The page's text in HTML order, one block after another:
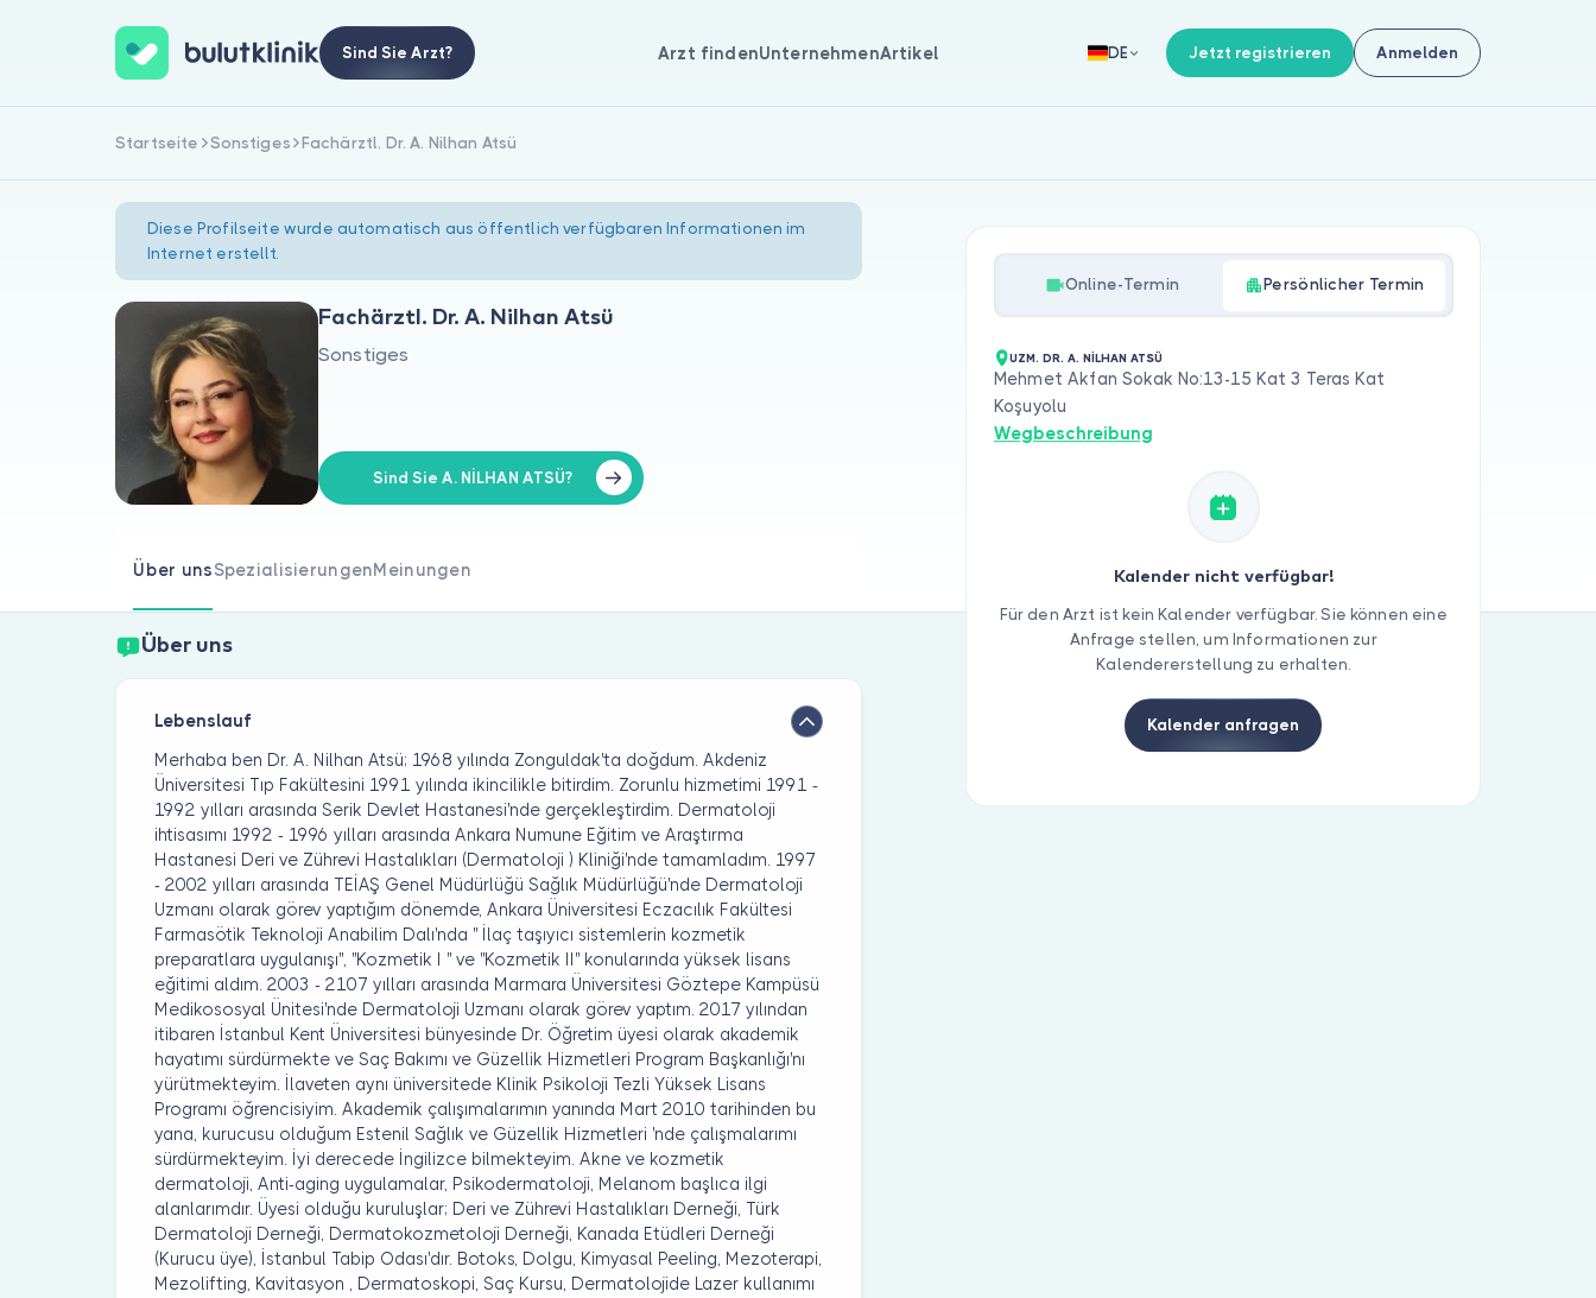
Sind Sie Arzt? Arzt findenUnternehmenArtikel DE Jetzt registrieren Anmelden
Startseite Sonstiges Fachärztl. Dr. A. Nilhan Atsü
Diese Profilseite wurde automatisch aus öffentlich verfügbaren Informationen im
Internet erstellt.
Fachärztl. Dr. A. Nilhan Atsü
Sonstiges
Sind Sie A. NİLHAN ATSÜ?
Über unsSpezialisierungenMeinungen
Über uns
Lebenslauf
Merhaba ben Dr. A. Nilhan Atsü; 1968 yılında Zonguldak'ta doğdum. Akdeniz
Üniversitesi Tıp Fakültesini 1991 yılında ikincilikle bitirdim. Zorunlu hizmetimi 1991 -
1992 yılları arasında Serik Devlet Hastanesi'nde gerçekleştirdim. Dermatoloji
ihtisasımı 1992 - 1996 yılları arasında Ankara Numune Eğitim ve Araştırma
Hastanesi Deri ve Zührevi Hastalıkları (Dermatoloji ) Kliniği'nde tamamladım. 1997
- 2002 yılları arasında TEİAŞ Genel Müdürlüğü Sağlık Müdürlüğü'nde Dermatoloji
Uzmanı olarak görev yaptığım dönemde, Ankara Üniversitesi Eczacılık Fakültesi
Farmasötik Teknoloji Anabilim Dalı'nda '' İlaç taşıyıcı sistemlerin kozmetik
preparatlara uygulanışı'', ''Kozmetik I '' ve ''Kozmetik II'' konularında yüksek lisans
eğitimi aldım. 2003 - 2107 yılları arasında Marmara Üniversitesi Göztepe Kampüsü
Medikososyal Ünitesi'nde Dermatoloji Uzmanı olarak görev yaptım. 2017 yılından
itibaren İstanbul Kent Üniversitesi bünyesinde Dr. Öğretim üyesi olarak akademik
hayatımı sürdürmekte ve Saç Bakımı ve Güzellik Hizmetleri Program Başkanlığı'nı
yürütmekteyim. İlaveten aynı üniversitede Klinik Psikoloji Tezli Yüksek Lisans
Programı öğrencisiyim. Akademik çalışımalarımın yanında Mart 2010 tarihinden bu
yana, kurucusu olduğum Estenil Sağlık ve Güzellik Hizmetleri 'nde çalışmalarımı
sürdürmekteyim. İyi derecede İngilizce bilmekteyim. Akne ve kozmetik
dermatoloji, Anti-aging uygulamalar, Psikodermatoloji, Melanom başlıca ilgi
alanlarımdır. Üyesi olduğu kuruluşlar; Deri ve Zührevi Hastalıkları Derneği, Türk
Dermatoloji Derneği, Dermatokozmetoloji Derneği, Kanada Etüdleri Derneği
(Kurucu üye), İstanbul Tabip Odası'dır. Botoks, Dolgu, Kimyasal Peeling, Mezoterapi,
Mezolifting, Kavitasyon , Dermatoskopi, Saç Kursu, Dermatolojide Lazer kullanımı
Online-Termin Persönlicher Termin
UZM. DR. A. NİLHAN ATSÜ
Mehmet Akfan Sokak No:13-15 Kat 3 Teras Kat
Koşuyolu
Wegbeschreibung
Kalender nicht verfügbar!
Für den Arzt ist kein Kalender verfügbar. Sie können eine
Anfrage stellen, um Informationen zur
Kalendererstellung zu erhalten.
Kalender anfragen